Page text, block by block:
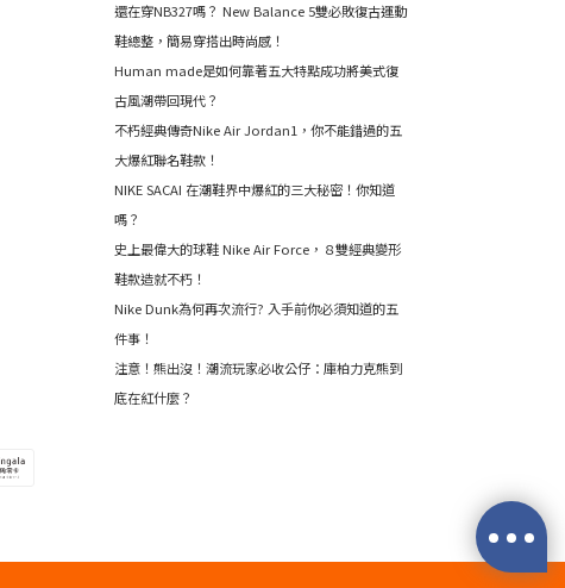
還在穿NB327嗎？ New Balance 5雙必敗復古運動
鞋總整，簡易穿搭出時尚感！
Human made是如何靠著五大特點成功將美式復
古風潮帶回現代？
不朽經典傳奇Nike Air Jordan1，你不能錯過的五
大爆紅聯名鞋款！
NIKE SACAI 在潮鞋界中爆紅的三大秘密！你知道
嗎？
史上最偉大的球鞋 Nike Air Force，８雙經典變形
鞋款造就不朽！
Nike Dunk為何再次流行? 入手前你必須知道的五
件事！
注意！熊出沒！潮流玩家必收公仔：庫柏力克熊到
底在紅什麼？